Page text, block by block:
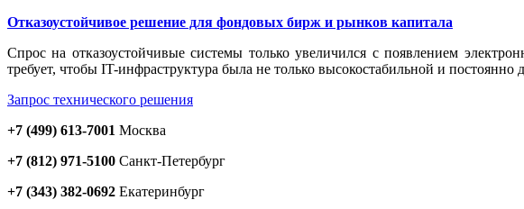
Отказоустойчивое решение для фондовых бирж и рынков капитала
Cпрос на отказоустойчивые системы только увеличился с появлением
требует, чтобы IT-инфраструктура была не только высокостабильной и
Запрос технического решения
+7 (499) 613-7001 Москва
+7 (812) 971-5100 Санкт-Петербург
+7 (343) 382-0692 Екатеринбург